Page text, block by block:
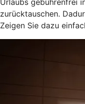
zurücktauschen.
Zeigen Sie dazu